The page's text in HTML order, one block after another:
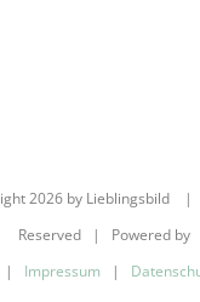
2026 by Lieblingsbild |
Reserved | Powered by
| Impressum |